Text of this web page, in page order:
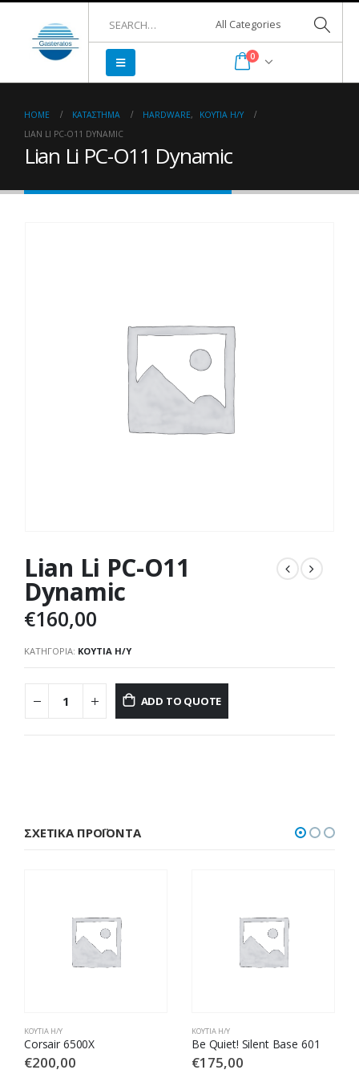
0
HOME ΚΑΤΆΣΤΗΜΑ HARDWARE,
ΚΟΥΤΙΆ Η/Υ
LIAN LI PC-O11 DYNAMIC
Lian Li PC-O11 Dynamic
Lian Li PC-O11
Dynamic
€160,00
ΚΑΤΗΓΟΡΊΑ: ΚΟΥΤΙΆ Η/Υ
ADD TO QUOTE
ΣΧΕΤΙΚΆ ΠΡΟΪΌΝΤΑ
ΚΟΥΤΙΆ Η/Υ
Corsair 6500X
€200,00
ΚΟΥΤΙΆ Η/Υ
Be Quiet! Silent Base 601
€175,00